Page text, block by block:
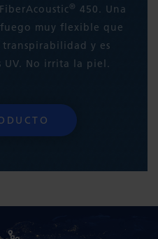
® 450. Una
muy flexible que
y es
UV. No irrita la piel.